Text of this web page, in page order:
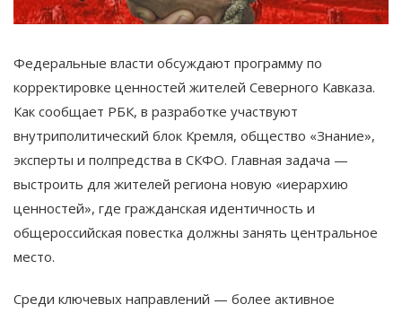
Федеральные власти обсуждают программу по
корректировке ценностей жителей Северного Кавказа.
Как сообщает РБК, в разработке участвуют
внутриполитический блок Кремля, общество «Знание»,
эксперты и полпредства в СКФО. Главная задача —
выстроить для жителей региона новую «иерархию
ценностей», где гражданская идентичность и
общероссийская повестка должны занять центральное
место.
Среди ключевых направлений — более активное